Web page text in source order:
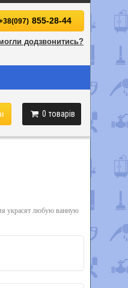
855-28-44
додзвонитись?
0 товарів
украсят любую ванную